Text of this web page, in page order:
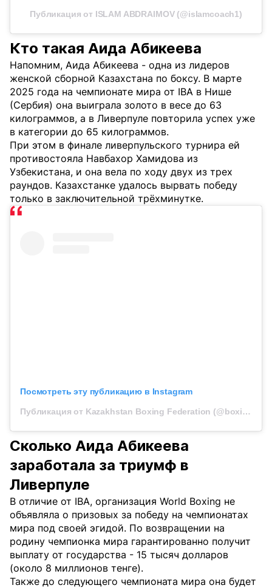
Публикация от ISLAM ABDRAIMOV (@islamcoach1)
Кто такая Аида Абикеева
Напомним, Аида Абикеева - одна из лидеров
женской сборной Казахстана по боксу. В марте
2025 года на чемпионате мира от IBA в Нише
(Сербия) она выиграла золото в весе до 63
килограммов, а в Ливерпуле повторила успех уже
в категории до 65 килограммов.
При этом в финале ливерпульского турнира ей
противостояла Навбахор Хамидова из
Узбекистана, и она вела по ходу двух из трех
раундов. Казахстанке удалось вырвать победу
только в заключительной трёхминутке.
Посмотреть эту публикацию в Instagram
Публикация от Kazakhstan Boxing Federation (@boxingkazakhstan)
Сколько Аида Абикеева
заработала за триумф в
Ливерпуле
В отличие от IBA, организация World Boxing не
объявляла о призовых за победу на чемпионатах
мира под своей эгидой. По возвращении на
родину чемпионка мира гарантированно получит
выплату от государства - 15 тысяч долларов
(около 8 миллионов тенге).
Также до следующего чемпионата мира она будет